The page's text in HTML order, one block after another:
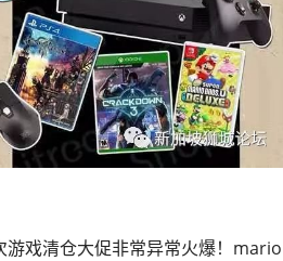
游戏清仓大促非常异常火爆！mario